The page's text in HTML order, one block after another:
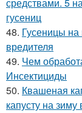
средствами. 5
гусениц
48. Гусеницы
вредителя
49. Чем
Инсектициды
50. Квашеная
капусту на